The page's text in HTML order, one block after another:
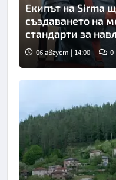
Екипът на Sirma
създаването на
стандарти за
интелект в
06 август | 14:00 0